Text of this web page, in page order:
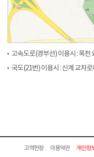
고속도로(경부선) 이용시 : 목천
국도(21번) 이용시 : 신계 교차
고객헌장 이용약관 개인정